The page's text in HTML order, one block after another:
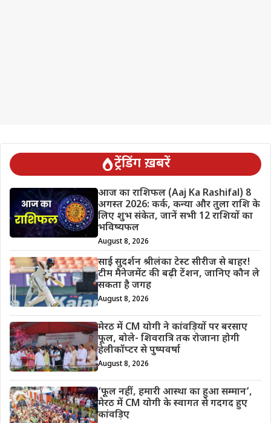
ट्रेंडिंग ख़बरें
आज का राशिफल (Aaj Ka Rashifal) 8
अगस्त 2026: कर्क, कन्या और तुला राशि के
लिए शुभ संकेत, जानें सभी 12 राशियों का
भविष्यफल
August 8, 2026
साई सुदर्शन श्रीलंका टेस्ट सीरीज से बाहर!
टीम मैनेजमेंट की बढ़ी टेंशन, जानिए कौन ले
सकता है जगह
August 8, 2026
मेरठ में CM योगी ने कांवड़ियों पर बरसाए
फूल, बोले- शिवरात्रि तक रोजाना होगी
हेलीकॉप्टर से पुष्पवर्षा
August 8, 2026
‘फूल नहीं, हमारी आस्था का हुआ सम्मान’,
मेरठ में CM योगी के स्वागत से गदगद हुए
कांवड़िए